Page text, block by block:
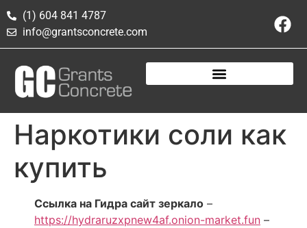
(1) 604 841 4787
info@grantsconcrete.com
Наркотики соли как
купить
Ссылка на Гидра сайт зеркало –
https://hydraruzxpnew4af.onion-market.fun –